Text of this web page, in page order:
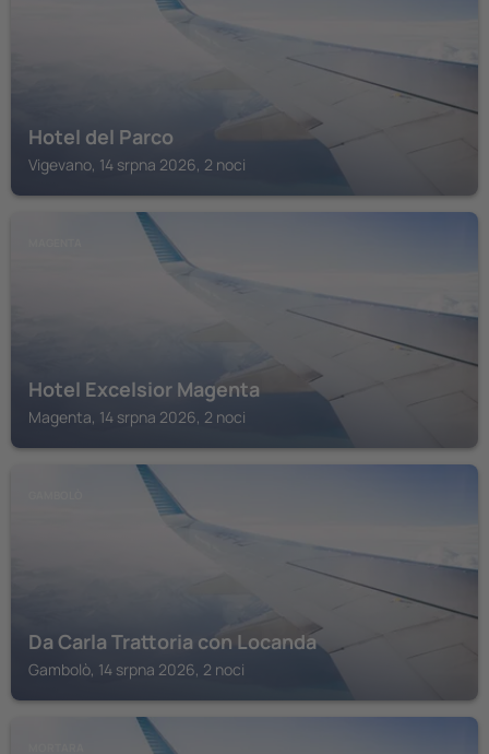
Hotel del Parco
Vigevano, 14 srpna 2026, 2 noci
Hotel Excelsior Magenta
Magenta, 14 srpna 2026, 2 noci
Da Carla Trattoria con Locanda
Gambolò, 14 srpna 2026, 2 noci